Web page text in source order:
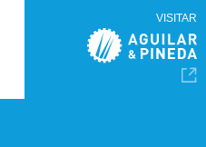
VISITAR